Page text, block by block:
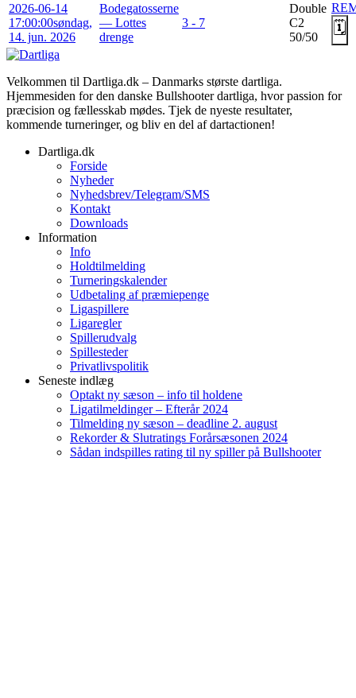
2026-06-14
17:00:00søndag,
14. jun. 2026
Bodegatosserne
— Lottes
drenge
3 - 7
Double
C2
50/50
🗓️
Velkommen til Dartliga.dk – Danmarks største dartliga.
Hjemmesiden for den danske Bullshooter dartliga, hvor passion for
præcision og fællesskab mødes. Tjek de nyeste resultater,
kommende turneringer, og bliv en del af dartactionen!
Dartliga.dk
Forside
Nyheder
Nyhedsbrev/Telegram/SMS
Kontakt
Downloads
Information
Info
Holdtilmelding
Turneringskalender
Udbetaling af præmiepenge
Ligaspillere
Ligaregler
Spillerudvalg
Spillesteder
Privatlivspolitik
Seneste indlæg
Optakt ny sæson – info til holdene
Ligatilmeldinger – Efterår 2024
Tilmelding ny sæson – deadline 2. august
Rekorder & Slutratings Forårsæsonen 2024
Sådan indspilles rating til ny spiller på Bullshooter